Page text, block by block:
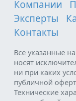
Компании
Эксперты
Контакты
Все указанные
носят
ни при каких
публичной
Технические